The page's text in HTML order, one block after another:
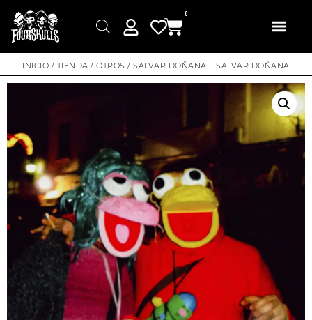
0
INICIO / TIENDA /OTROS / SALVAR DOÑANA – SALVAR DOÑANA